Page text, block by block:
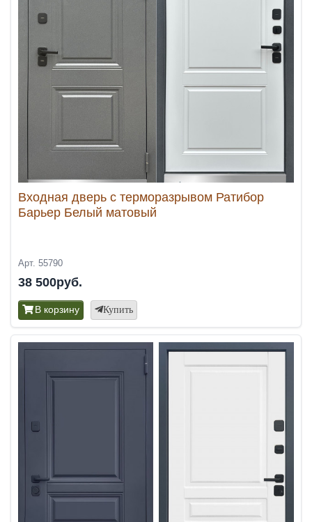
Входная дверь с терморазрывом Ратибор
Барьер Белый матовый
Арт. 55790
38 500руб.
В корзину Купить